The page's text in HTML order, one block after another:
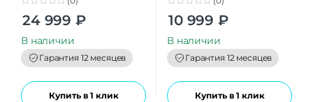
o
t
o
f
5
24 999 ₽
В наличии
Гарантия 12 месяцев
Купить в 1 клик
t
o
f
5
10 999 ₽
В наличии
Гарантия 12 месяцев
Купить в 1 клик